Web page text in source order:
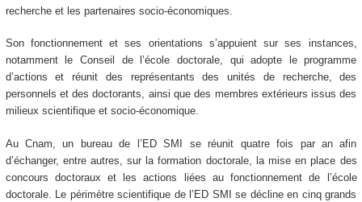
recherche et les partenaires socio-économiques.
Son fonctionnement et ses orientations s’appuient sur ses instances,
notamment le Conseil de l’école doctorale, qui adopte le programme
d’actions et réunit des représentants des unités de recherche, des
personnels et des doctorants, ainsi que des membres extérieurs issus des
milieux scientifique et socio-économique.
Au Cnam, un bureau de l’ED SMI se réunit quatre fois par an afin
d’échanger, entre autres, sur la formation doctorale, la mise en place des
concours doctoraux et les actions liées au fonctionnement de l’école
doctorale. Le périmètre scientifique de l’ED SMI se décline en cinq grands